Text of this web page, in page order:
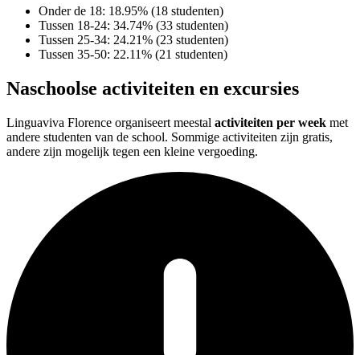
Onder de 18: 18.95% (18 studenten)
Tussen 18-24: 34.74% (33 studenten)
Tussen 25-34: 24.21% (23 studenten)
Tussen 35-50: 22.11% (21 studenten)
Naschoolse activiteiten en excursies
Linguaviva Florence organiseert meestal activiteiten per week met
andere studenten van de school. Sommige activiteiten zijn gratis,
andere zijn mogelijk tegen een kleine vergoeding.